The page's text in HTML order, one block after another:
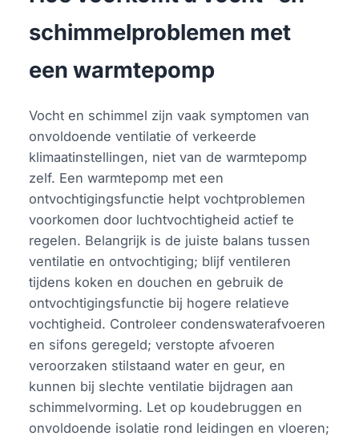
schimmelproblemen met
een warmtepomp
Vocht en schimmel zijn vaak symptomen van
onvoldoende ventilatie of verkeerde
klimaatinstellingen, niet van de warmtepomp
zelf. Een warmtepomp met een
ontvochtigingsfunctie helpt vochtproblemen
voorkomen door luchtvochtigheid actief te
regelen. Belangrijk is de juiste balans tussen
ventilatie en ontvochtiging; blijf ventileren
tijdens koken en douchen en gebruik de
ontvochtigingsfunctie bij hogere relatieve
vochtigheid. Controleer condenswaterafvoeren
en sifons geregeld; verstopte afvoeren
veroorzaken stilstaand water en geur, en
kunnen bij slechte ventilatie bijdragen aan
schimmelvorming. Let op koudebruggen en
onvoldoende isolatie rond leidingen en vloeren;